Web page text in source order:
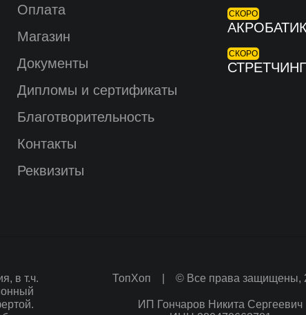
Оплата
Магазин
Документы
Дипломы и сертификаты
Благотворительность
Контакты
Реквизиты
СКОРО
СКОРО
СТРЕТЧИНГ
в т.ч.
ТопХоп | © Все права защищены,
ИП Гончаров Никита Сергеевич